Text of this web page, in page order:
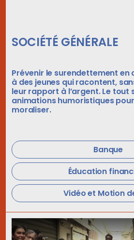
SOCIÉTÉ GÉNÉRALE
Prévenir le surendettement en
à des jeunes qui racontent,
leur rapport à l’argent. Le tout
animations humoristiques
moraliser.
Banque
Éducation
Vidéo et Motion